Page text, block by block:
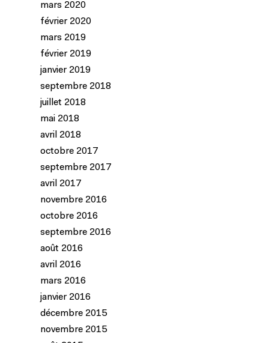
mars 2020
février 2020
mars 2019
février 2019
janvier 2019
septembre 2018
juillet 2018
mai 2018
avril 2018
octobre 2017
septembre 2017
avril 2017
novembre 2016
octobre 2016
septembre 2016
août 2016
avril 2016
mars 2016
janvier 2016
décembre 2015
novembre 2015